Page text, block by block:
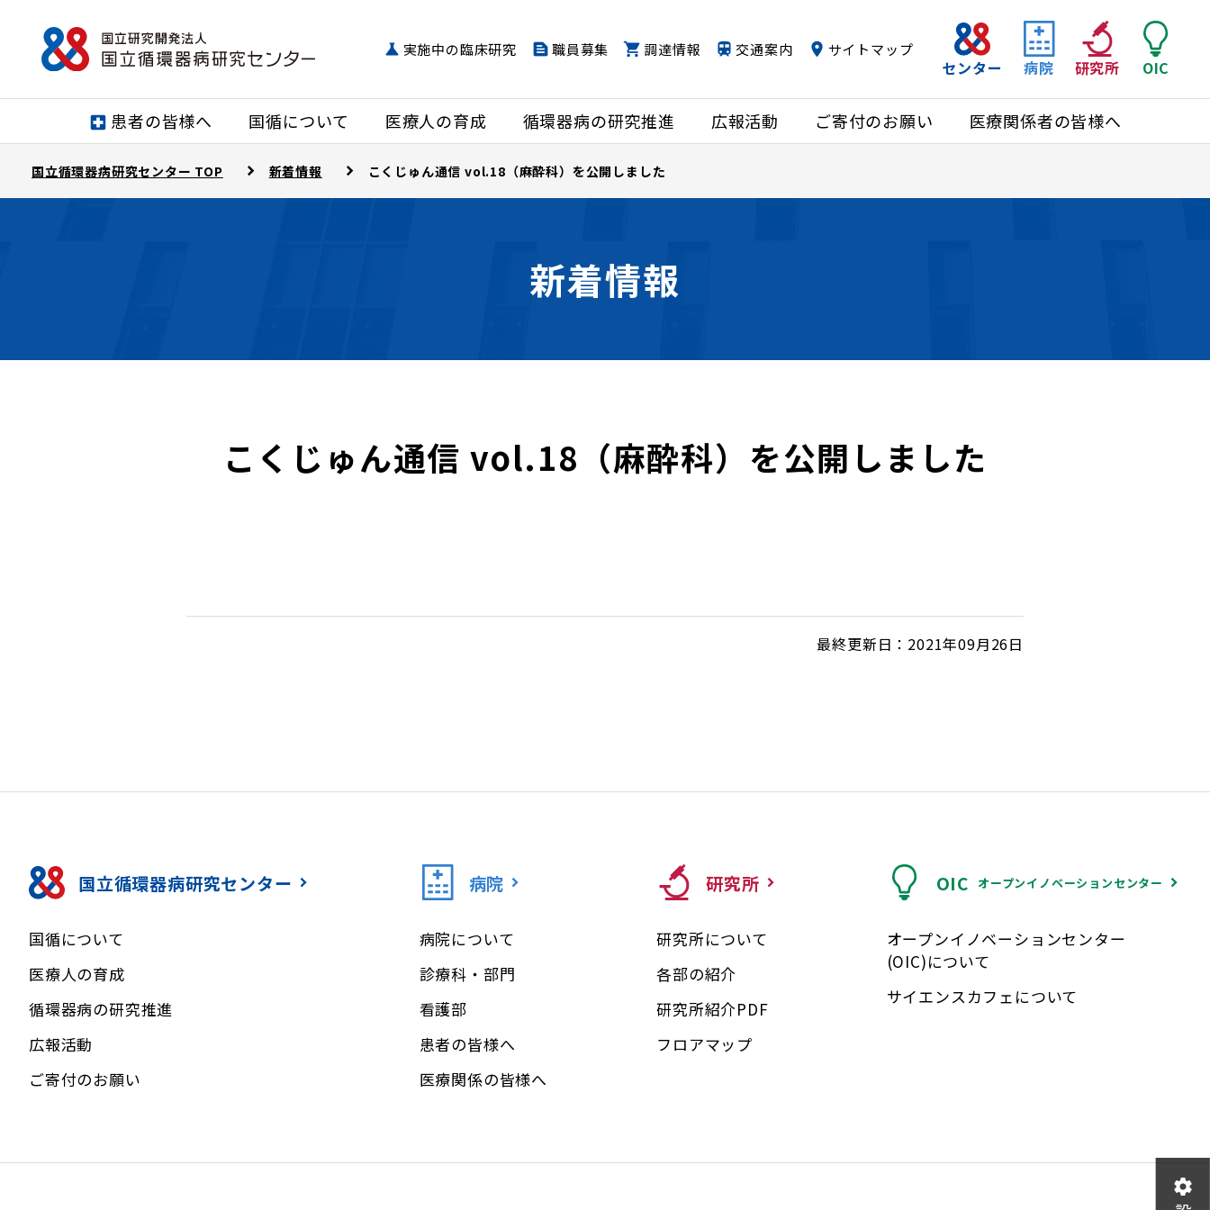
患者の皆様へ 国循について 医療人の育成 循環器病の研究推進 広報活動 ご寄付のお願い 医療関係者の皆様へ
センター 病院 研究所 OIC
実施中の臨床研究 職員募集 調達情報 交通案内 サイトマップ
国立循環器病研究センター TOP 新着情報 こくじゅん通信 vol.18（麻酔科）を公開しました
新着情報
こくじゅん通信 vol.18（麻酔科）を公開しました
最終更新日：2021年09月26日
国立循環器病研究センター
国循について
医療人の育成
循環器病の研究推進
広報活動
ご寄付のお願い
病院
病院について
診療科・部門
看護部
患者の皆様へ
医療関係の皆様へ
研究所
研究所について
各部の紹介
研究所紹介PDF
フロアマップ
OIC オープンイノベーションセンター
オープンイノベーションセンター
(OIC)について
サイエンスカフェについて